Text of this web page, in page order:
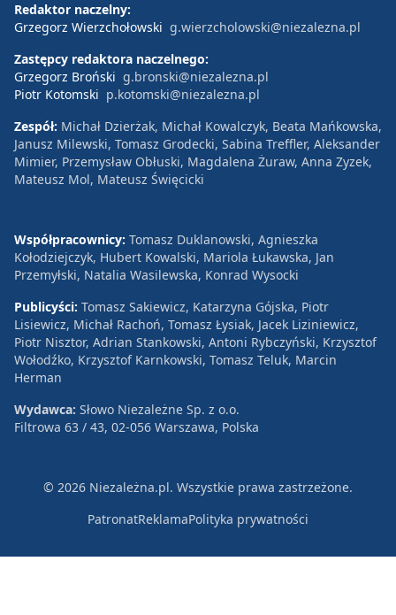
Redaktor naczelny:
Grzegorz Wierzchołowski g.wierzcholowski@niezalezna.pl
Zastępcy redaktora naczelnego:
Grzegorz Broński g.bronski@niezalezna.pl
Piotr Kotomski p.kotomski@niezalezna.pl
Zespół: Michał Dzierżak, Michał Kowalczyk, Beata Mańkowska,
Janusz Milewski, Tomasz Grodecki, Sabina Treffler, Aleksander
Mimier, Przemysław Obłuski, Magdalena Żuraw, Anna Zyzek,
Mateusz Mol, Mateusz Święcicki
Współpracownicy: Tomasz Duklanowski, Agnieszka
Kołodziejczyk, Hubert Kowalski, Mariola Łukawska, Jan
Przemyłski, Natalia Wasilewska, Konrad Wysocki
Publicyści: Tomasz Sakiewicz, Katarzyna Gójska, Piotr
Lisiewicz, Michał Rachoń, Tomasz Łysiak, Jacek Liziniewicz,
Piotr Nisztor, Adrian Stankowski, Antoni Rybczyński, Krzysztof
Wołodźko, Krzysztof Karnkowski, Tomasz Teluk, Marcin
Herman
Wydawca: Słowo Niezależne Sp. z o.o.
Filtrowa 63 / 43, 02-056 Warszawa, Polska
© 2026 Niezależna.pl. Wszystkie prawa zastrzeżone.
PatronatReklamaPolityka prywatności